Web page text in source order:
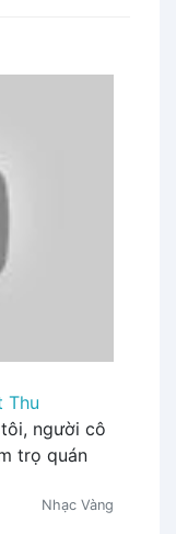
Thu
người cô
trọ quán
Nhạc Vàng